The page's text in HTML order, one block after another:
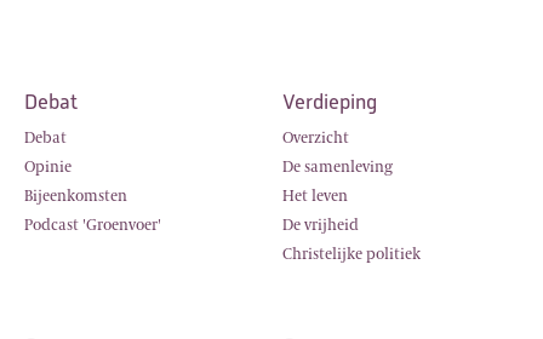
Debat
Debat
Opinie
Bijeenkomsten
Podcast 'Groenvoer'
Verdieping
Overzicht
De samenleving
Het leven
De vrijheid
Christelijke politiek